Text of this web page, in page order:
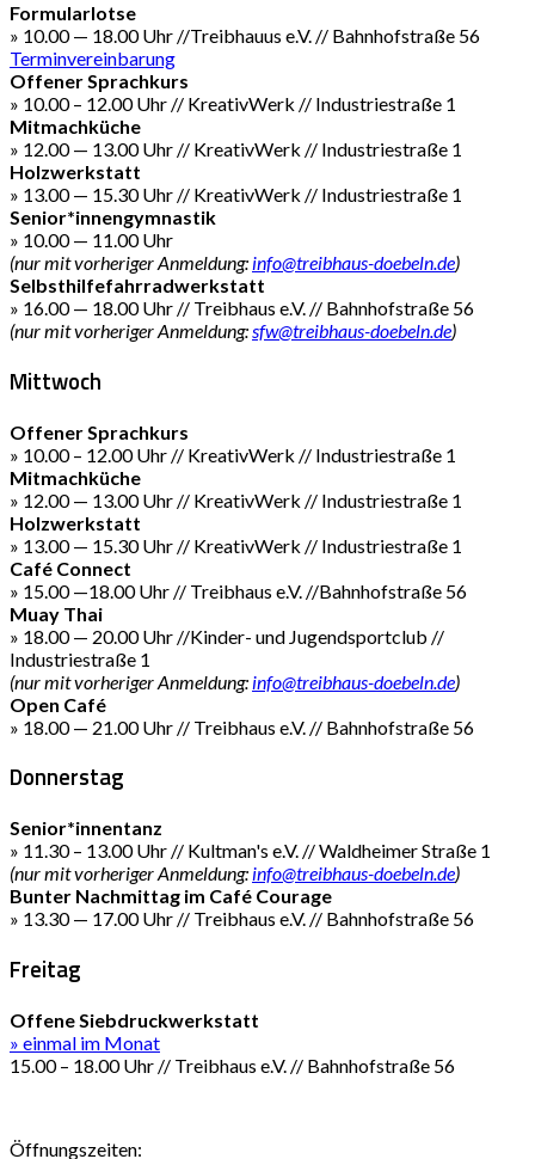
Formularlotse
» 10.00 — 18.00 Uhr //Treibhauus e.V. // Bahnhofstraße 56
Terminvereinbarung
Offener Sprachkurs
» 10.00 – 12.00 Uhr // KreativWerk // Industriestraße 1
Mitmachküche
» 12.00 — 13.00 Uhr // KreativWerk // Industriestraße 1
Holzwerkstatt
» 13.00 — 15.30 Uhr // KreativWerk // Industriestraße 1
Senior*innengymnastik
» 10.00 — 11.00 Uhr
(nur mit vorheriger Anmeldung: info@treibhaus-doebeln.de)
Selbsthilfefahrradwerkstatt
» 16.00 — 18.00 Uhr // Treibhaus e.V. // Bahnhofstraße 56
(nur mit vorheriger Anmeldung:sfw@treibhaus-doebeln.de)
Mittwoch
Offener Sprachkurs
» 10.00 – 12.00 Uhr // KreativWerk // Industriestraße 1
Mitmachküche
» 12.00 — 13.00 Uhr // KreativWerk // Industriestraße 1
Holzwerkstatt
» 13.00 — 15.30 Uhr // KreativWerk // Industriestraße 1
Café Connect
» 15.00 —18.00 Uhr // Treibhaus e.V. //Bahnhofstraße 56
Muay Thai
» 18.00 — 20.00 Uhr //Kinder- und Jugendsportclub //
Industriestraße 1
(nur mit vorheriger Anmeldung: info@treibhaus-doebeln.de)
Open Café
» 18.00 — 21.00 Uhr // Treibhaus e.V. // Bahnhofstraße 56
Donnerstag
Senior*innentanz
» 11.30 – 13.00 Uhr // Kultman's e.V. // Waldheimer Straße 1
(nur mit vorheriger Anmeldung: info@treibhaus-doebeln.de)
Bunter Nachmittag im Café Courage
» 13.30 — 17.00 Uhr // Treibhaus e.V. // Bahnhofstraße 56
Freitag
Offene Siebdruckwerkstatt
» einmal im Monat
15.00 – 18.00 Uhr // Treibhaus e.V. // Bahnhofstraße 56
Öffnungszeiten: